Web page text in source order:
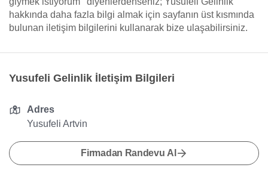
hakkında daha fazla bilgi almak için sayfanın üst kısmında
bulunan iletişim bilgilerini kullanarak bize ulaşabilirsiniz.
Yusufeli Gelinlik İletişim Bilgileri
Adres
Yusufeli Artvin
Firmadan Randevu Al